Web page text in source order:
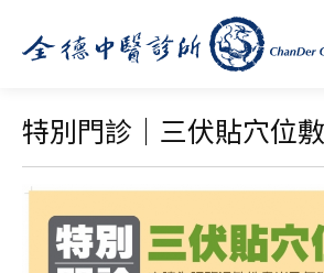
特別門診｜三伏貼穴位